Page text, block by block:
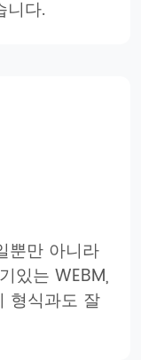
니다.
뿐만 아니라
있는 WEBM,
형식과도 잘